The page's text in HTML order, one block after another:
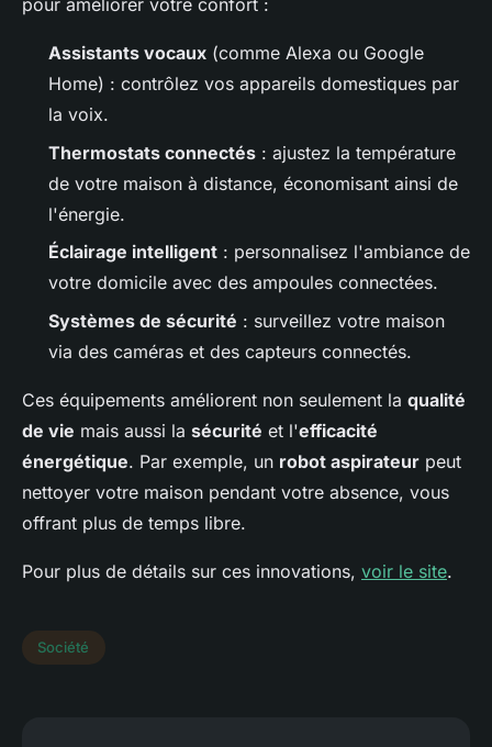
pour améliorer votre confort :
Assistants vocaux (comme Alexa ou Google
Home) : contrôlez vos appareils domestiques par
la voix.
Thermostats connectés : ajustez la température
de votre maison à distance, économisant ainsi de
l'énergie.
Éclairage intelligent : personnalisez l'ambiance de
votre domicile avec des ampoules connectées.
Systèmes de sécurité : surveillez votre maison
via des caméras et des capteurs connectés.
Ces équipements améliorent non seulement la qualité
de vie mais aussi la sécurité et l'efficacité
énergétique. Par exemple, un robot aspirateur peut
nettoyer votre maison pendant votre absence, vous
offrant plus de temps libre.
Pour plus de détails sur ces innovations, voir le site.
Société